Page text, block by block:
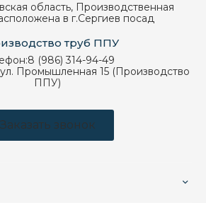
область, Производственная
в г.Сергиев посад
труб ППУ
8 (986) 314-94-49
Промышленная 15 (Производство
ППУ)
Заказать звонок